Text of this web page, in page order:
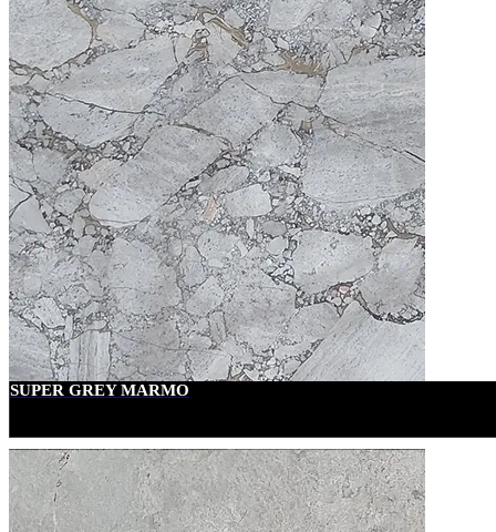
SUPER GREY MARMO